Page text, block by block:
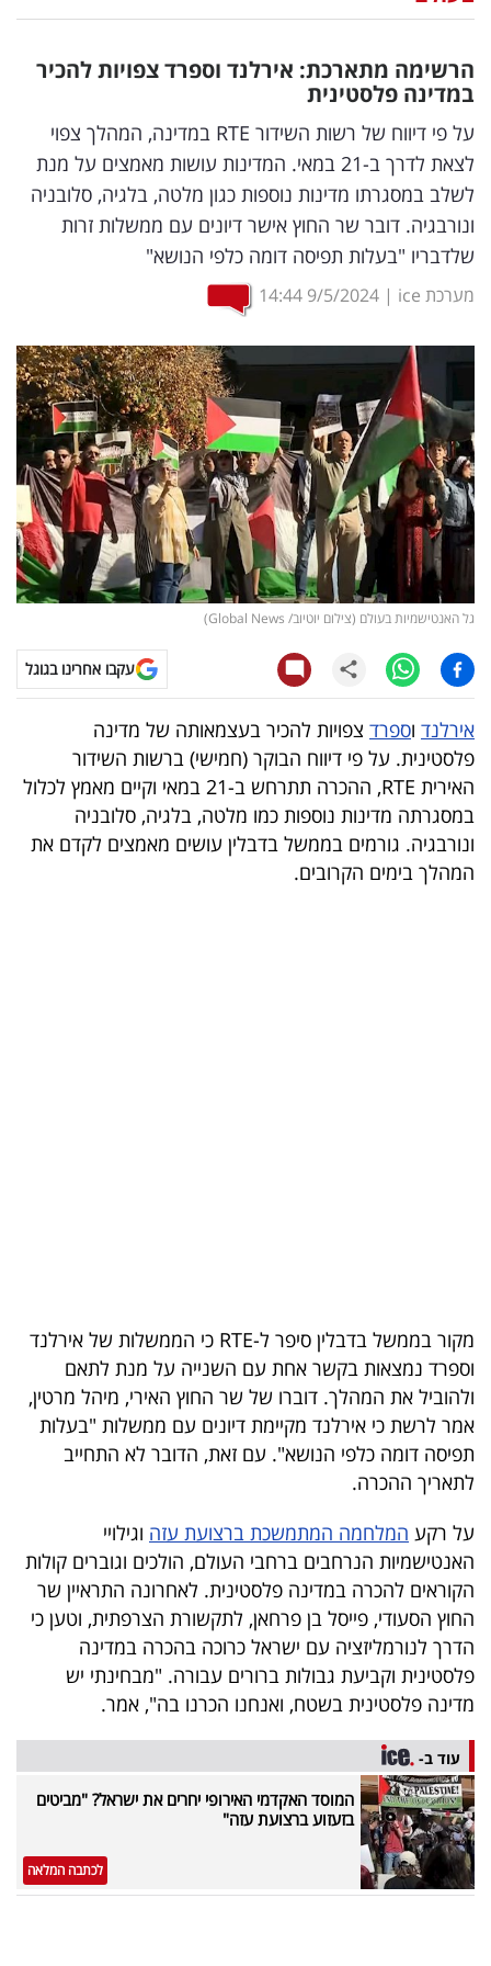
דיגיטל
וטק
שיווק
ופרסום
משפט
ומחקרים
דעות
רכילות
עסקית
קריפטו
ויראלי
עסקי
ספורט
קריירה
ולימודים
מינויים
הכלכלי
פודקאסט
40
UNDER
40
שיתופי
פעולה
דרושים
ניוזלטרים
מייל
אדום
הרשימה מתארכת: אירלנד וספרד צפויות להכיר
במדינה פלסטינית
על פי דיווח של רשות השידור RTE במדינה, המהלך צפוי
לצאת לדרך ב-21 במאי. המדינות עושות מאמצים על מנת
לשלב במסגרתו מדינות נוספות כגון מלטה, בלגיה, סלובניה
ונורבגיה. דובר שר החוץ אישר דיונים עם ממשלות זרות
שלדבריו "בעלות תפיסה דומה כלפי הנושא"
מערכת ice |
9/5/2024
14:44
גל האנטישמיות בעולם (צילום יוטיוב/ Global News)
עקבו אחרינו בגוגל
אירלנד וספרד צפויות להכיר בעצמאותה של מדינה
פלסטינית. על פי דיווח הבוקר (חמישי) ברשות השידור
האירית RTE, ההכרה תתרחש ב-21 במאי וקיים מאמץ לכלול
במסגרתה מדינות נוספות כמו מלטה, בלגיה, סלובניה
ונורבגיה. גורמים בממשל בדבלין עושים מאמצים לקדם את
המהלך בימים הקרובים.
מקור בממשל בדבלין סיפר ל-RTE כי הממשלות של אירלנד
וספרד נמצאות בקשר אחת עם השנייה על מנת לתאם
ולהוביל את המהלך. דוברו של שר החוץ האירי, מיהל מרטין,
אמר לרשת כי אירלנד מקיימת דיונים עם ממשלות "בעלות
תפיסה דומה כלפי הנושא". עם זאת, הדובר לא התחייב
לתאריך ההכרה.
על רקע המלחמה המתמשכת ברצועת עזה וגילויי
האנטישמיות הנרחבים ברחבי העולם, הולכים וגוברים קולות
הקוראים להכרה במדינה פלסטינית. לאחרונה התראיין שר
החוץ הסעודי, פייסל בן פרחאן, לתקשורת הצרפתית, וטען כי
הדרך לנורמליזציה עם ישראל כרוכה בהכרה במדינה
פלסטינית וקביעת גבולות ברורים עבורה. "מבחינתי יש
מדינה פלסטינית בשטח, ואנחנו הכרנו בה", אמר.
עוד ב-
המוסד האקדמי האירופי יחרים את ישראל? "מביטים
בזעזוע ברצועת עזה"
לכתבה המלאה